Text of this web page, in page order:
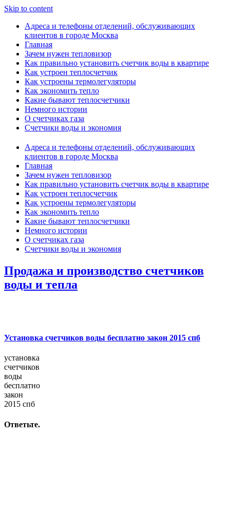
Skip to content
Адреса и телефоны отделений, обслуживающих
клиентов в городе Москва
Главная
Зачем нужен тепловизор
Как правильно установить счетчик воды в квартире
Как устроен теплосчетчик
Как устроены термолегуляторы
Как экономить тепло
Какие бывают теплосчетчики
Немного истории
О счетчиках газа
Счетчики воды и экономия
Адреса и телефоны отделений, обслуживающих
клиентов в городе Москва
Главная
Зачем нужен тепловизор
Как правильно установить счетчик воды в квартире
Как устроен теплосчетчик
Как устроены термолегуляторы
Как экономить тепло
Какие бывают теплосчетчики
Немного истории
О счетчиках газа
Счетчики воды и экономия
Продажа и производство счетчиков
воды и тепла
Установка счетчиков воды бесплатно закон 2015 спб
установка
счетчиков
воды
бесплатно
закон
2015 спб
Ответьте.